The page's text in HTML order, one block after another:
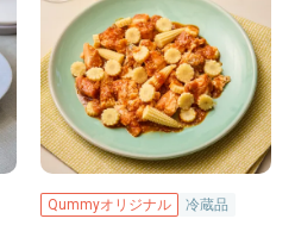
Qummyオリジナル 冷蔵品